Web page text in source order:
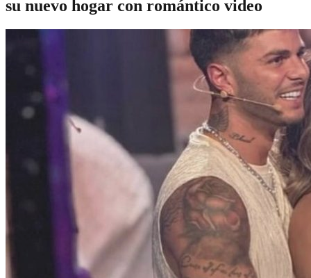
su nuevo hogar con romántico video